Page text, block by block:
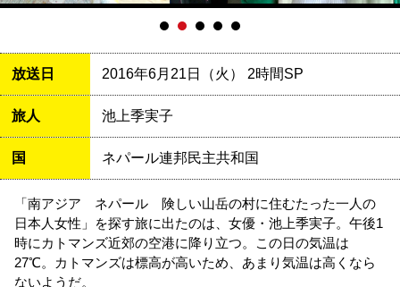
放送日 2016年6月21日（火） 2時間SP
旅人 池上季実子
国 ネパール連邦民主共和国
「南アジア ネパール 険しい山岳の村に住むたった一人の
日本人女性」を探す旅に出たのは、女優・池上季実子。午後1
時にカトマンズ近郊の空港に降り立つ。この日の気温は
27℃。カトマンズは標高が高いため、あまり気温は高くなら
ないようだ。